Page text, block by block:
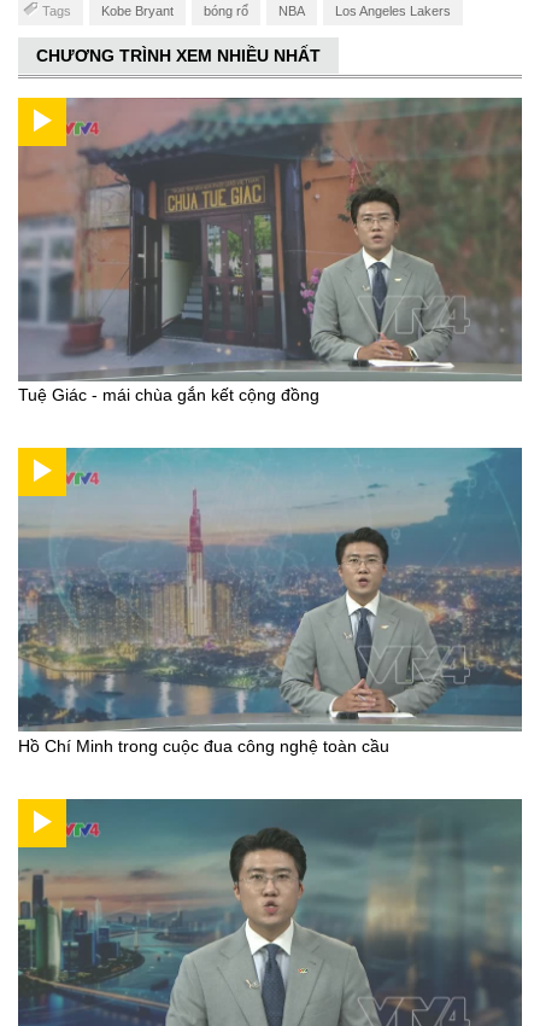
Tags Kobe Bryant bóng rổ NBA Los Angeles Lakers
CHƯƠNG TRÌNH XEM NHIỀU NHẤT
Tuệ Giác - mái chùa gắn kết cộng đồng
Hồ Chí Minh trong cuộc đua công nghệ toàn cầu